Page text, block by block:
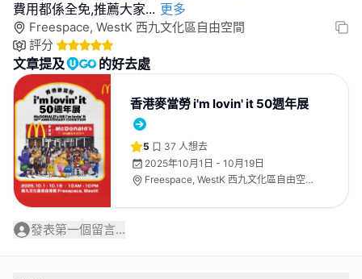
費用都係全免,推薦大家... 更多
Freespace, WestK 西九文化區自由空間
評分
文章提及 的好去處
香港麥當勞 i'm lovin' it 50週年展
5 37 人想去
2025年10月1日 - 10月19日
Freespace, WestK 西九文化區自由空
發表第一個留言...